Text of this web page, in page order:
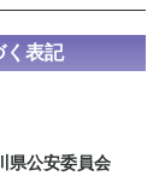
く表記
県公安委員会